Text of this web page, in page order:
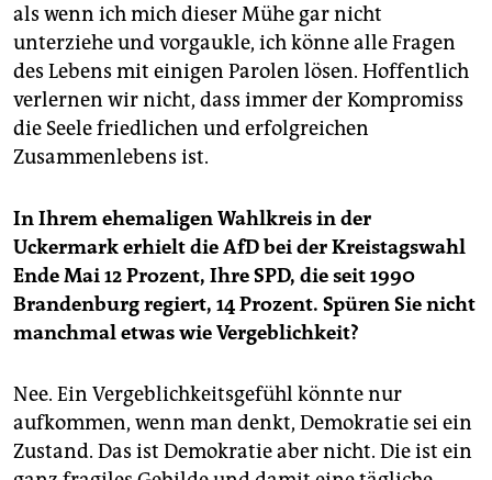
als wenn ich mich dieser Mühe gar nicht
unterziehe und vorgaukle, ich könne alle Fragen
des Lebens mit einigen Parolen lösen. Hoffentlich
verlernen wir nicht, dass immer der Kompromiss
die Seele friedlichen und erfolgreichen
Zusammenlebens ist.
In Ihrem ehemaligen Wahlkreis in der
Uckermark erhielt die AfD bei der Kreistagswahl
Ende Mai 12 Prozent, Ihre SPD, die seit 1990
Brandenburg regiert, 14 Prozent. Spüren Sie nicht
manchmal etwas wie Vergeblichkeit?
Nee. Ein Vergeblichkeitsgefühl könnte nur
aufkommen, wenn man denkt, Demokratie sei ein
Zustand. Das ist Demokratie aber nicht. Die ist ein